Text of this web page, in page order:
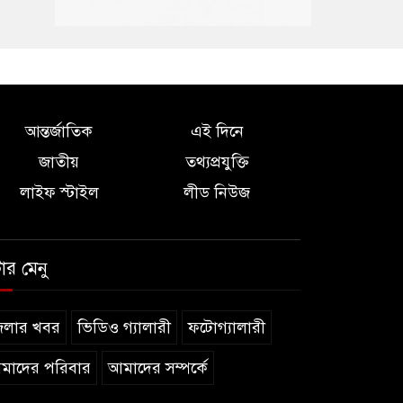
আন্তর্জাতিক
এই দিনে
জাতীয়
তথ্যপ্রযুক্তি
লাইফ স্টাইল
লীড নিউজ
মেনু
খবর ভিডিও গ্যালারী ফটোগ্যালারী
পরিবার আমাদের সম্পর্কে